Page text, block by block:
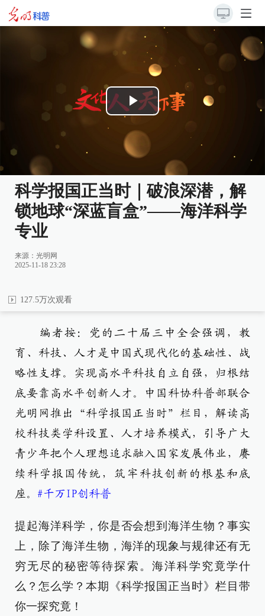
Play
Video
科学报国正当时｜破浪深潜，解
锁地球“深蓝盲盒”——海洋科学
专业
来源： 光明网
2025-11-18 23:28
127.5万次观看
编者按：党的二十届三中全会强调，教
育、科技、人才是中国式现代化的基础性、战
略性支撑。实现高水平科技自立自强，归根结
底要靠高水平创新人才。中国科协科普部联合
光明网推出“科学报国正当时”栏目，解读高
校科技类学科设置、人才培养模式，引导广大
青少年把个人理想追求融入国家发展伟业，赓
续科学报国传统，筑牢科技创新的根基和底
座。 #千万IP创科普
提起海洋科学，你是否会想到海洋生物？事实
上，除了海洋生物，海洋的现象与规律还有无
穷无尽的秘密等待探索。海洋科学究竟学什
么？怎么学？本期《科学报国正当时》栏目带
你一探究竟！